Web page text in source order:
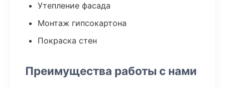
Утепление фасада
Монтаж гипсокартона
Покраска стен
Преимущества работы с нами